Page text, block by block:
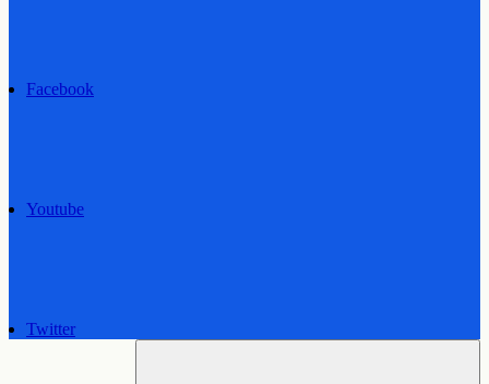
Facebook
Youtube
Twitter